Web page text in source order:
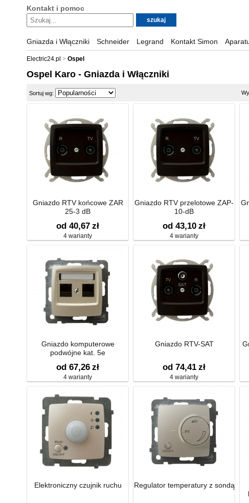
Kontakt i pomoc
Gniazda i Włączniki Schneider Legrand Kontakt Simon
Electric24.pl Ospel
Ospel Karo - Gniazda i Włączniki
Sortuj wg:
Gniazdo RTV końcowe ZAR
25-3 dB
od 40,67 zł
4 warianty
Gniazdo RTV przelotowe ZAP-
10-dB
od 43,10 zł
4 warianty
Gniazdo komputerowe
podwójne kat. 5e
od 67,26 zł
4 warianty
Gniazdo RTV-SAT
od 74,41 zł
4 warianty
Elektroniczny czujnik ruchu Regulator temperatury z sondą